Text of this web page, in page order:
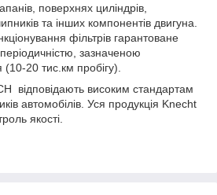
поверхнях циліндрів,
та інших компонентів двигуна.
фільтрів гарантоване
періодичністю, зазначеною
20 тис.км пробігу).
відповідають високим стандартам
автомобілів. Уся продукція Knecht
якості.